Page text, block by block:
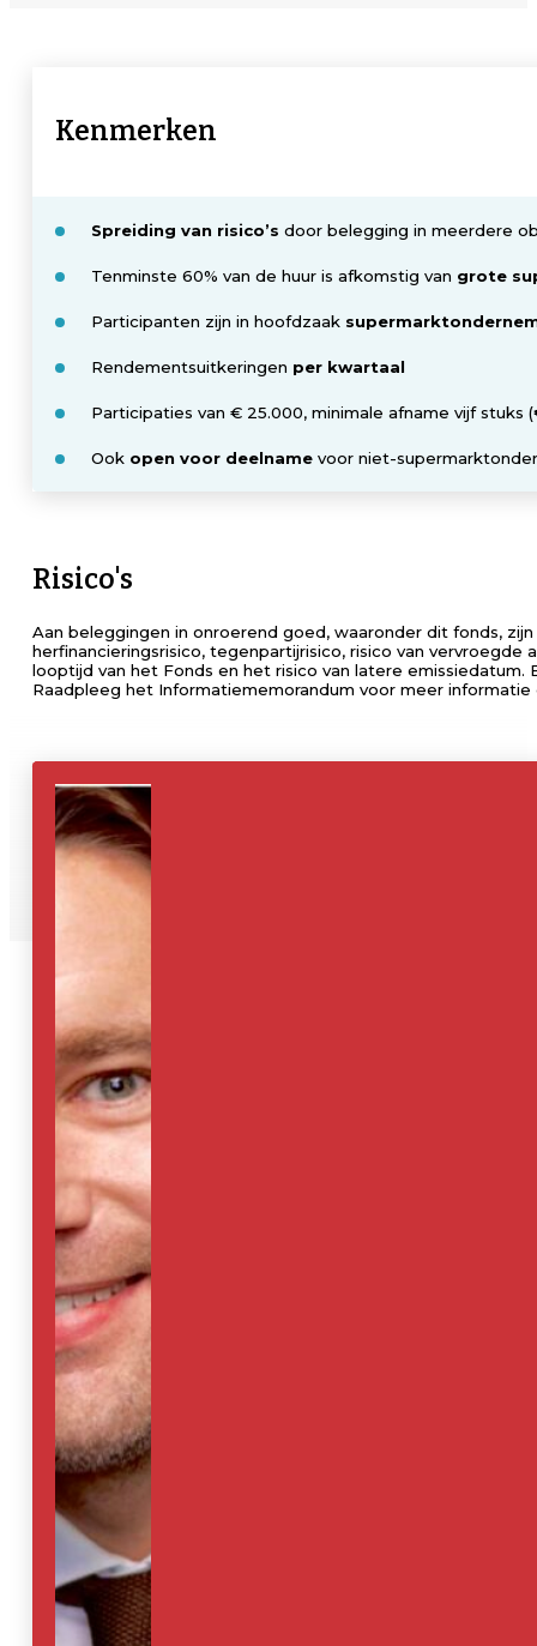
Kenmerken
Spreiding van risico’s door belegging in meerdere
Tenminste 60% van de huur is afkomstig van grote
Participanten zijn in hoofdzaak
Rendementsuitkeringen per kwartaal
Participaties van € 25.000, minimale afname vijf stuks (
Ook open voor deelnamevoor niet-
Risico's
Aan beleggingen in onroerend goed, waaronder dit fonds,
herfinancieringsrisico, tegenpartijrisico, risico van vervroegde
looptijd van het Fonds en het risico van latere
Raadpleeg het Informatiememorandum voor meer informatie